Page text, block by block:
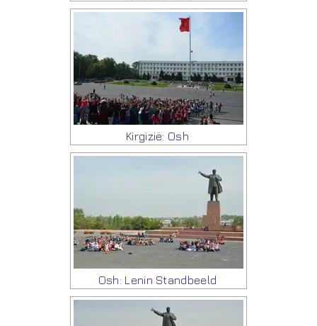
Kirgizië: Osh
Osh: Lenin Standbeeld